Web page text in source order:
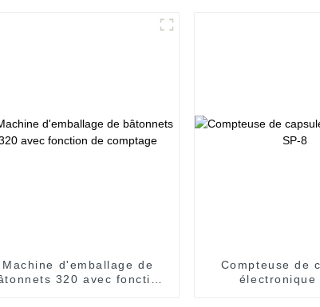
Machine d'emballage de
320 avec fonction
Compteuse de
électronique